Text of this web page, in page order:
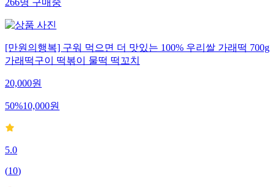
266명구매중
[만원의행복] 구워 먹으면 더 맛있는 100% 우리쌀 가래떡 700g
가래떡구이 떡볶이 물떡 떡꼬치
20,000원
50%10,000원
5.0
(10)